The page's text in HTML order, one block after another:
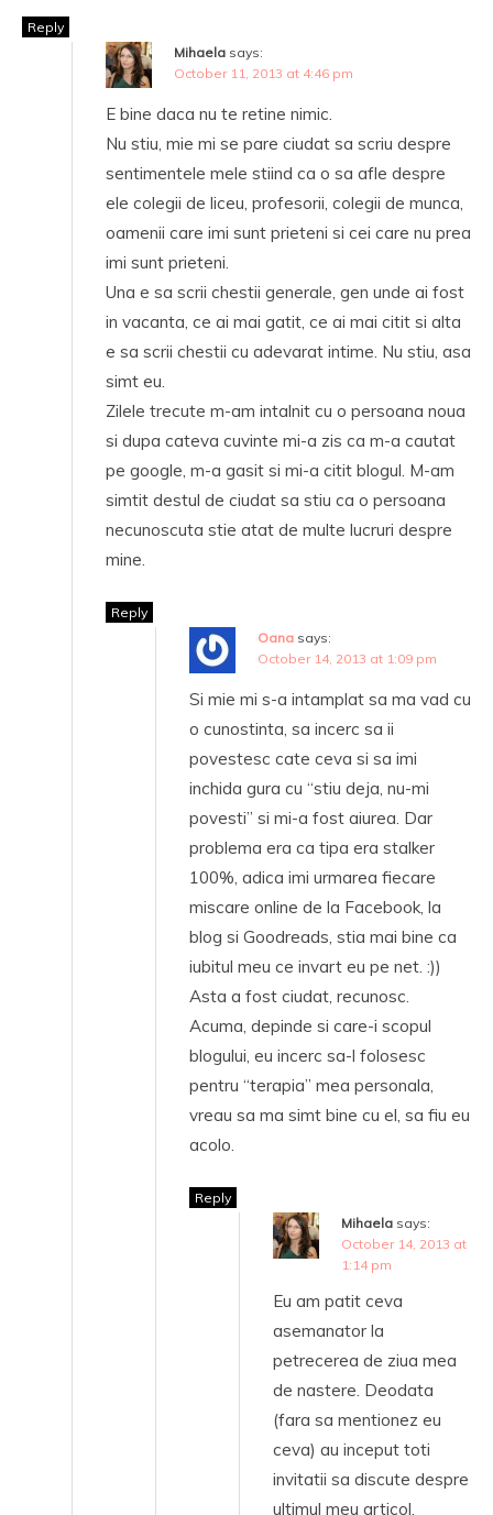
Reply
Mihaela says:
October 11, 2013 at 4:46 pm
E bine daca nu te retine nimic.
Nu stiu, mie mi se pare ciudat sa scriu despre
sentimentele mele stiind ca o sa afle despre
ele colegii de liceu, profesorii, colegii de munca,
oamenii care imi sunt prieteni si cei care nu prea
imi sunt prieteni.
Una e sa scrii chestii generale, gen unde ai fost
in vacanta, ce ai mai gatit, ce ai mai citit si alta
e sa scrii chestii cu adevarat intime. Nu stiu, asa
simt eu.
Zilele trecute m-am intalnit cu o persoana noua
si dupa cateva cuvinte mi-a zis ca m-a cautat
pe google, m-a gasit si mi-a citit blogul. M-am
simtit destul de ciudat sa stiu ca o persoana
necunoscuta stie atat de multe lucruri despre
mine.
Reply
Oana says:
October 14, 2013 at 1:09 pm
Si mie mi s-a intamplat sa ma vad cu
o cunostinta, sa incerc sa ii
povestesc cate ceva si sa imi
inchida gura cu “stiu deja, nu-mi
povesti” si mi-a fost aiurea. Dar
problema era ca tipa era stalker
100%, adica imi urmarea fiecare
miscare online de la Facebook, la
blog si Goodreads, stia mai bine ca
iubitul meu ce invart eu pe net. :))
Asta a fost ciudat, recunosc.
Acuma, depinde si care-i scopul
blogului, eu incerc sa-l folosesc
pentru “terapia” mea personala,
vreau sa ma simt bine cu el, sa fiu eu
acolo.
Reply
Mihaela says:
October 14, 2013 at
1:14 pm
Eu am patit ceva
asemanator la
petrecerea de ziua mea
de nastere. Deodata
(fara sa mentionez eu
ceva) au inceput toti
invitatii sa discute despre
ultimul meu articol,